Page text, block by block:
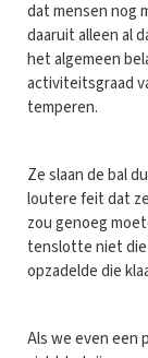
dat mensen nog
daaruit alleen al
het algemeen
activiteitsgraad
temperen.
Ze slaan de bal
loutere feit dat
zou genoeg
tenslotte niet die
opzadelde die
Als we even een